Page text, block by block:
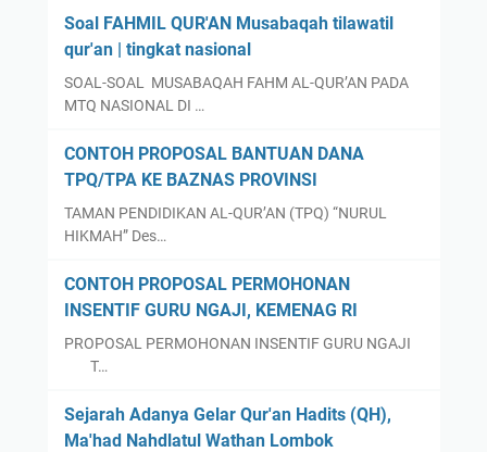
Soal FAHMIL QUR'AN Musabaqah tilawatil
qur'an | tingkat nasional
SOAL-SOAL MUSABAQAH FAHM AL-QUR’AN PADA
MTQ NASIONAL DI …
CONTOH PROPOSAL BANTUAN DANA
TPQ/TPA KE BAZNAS PROVINSI
TAMAN PENDIDIKAN AL-QUR’AN (TPQ) “NURUL
HIKMAH” Des…
CONTOH PROPOSAL PERMOHONAN
INSENTIF GURU NGAJI, KEMENAG RI
PROPOSAL PERMOHONAN INSENTIF GURU NGAJI
T…
Sejarah Adanya Gelar Qur'an Hadits (QH),
Ma'had Nahdlatul Wathan Lombok